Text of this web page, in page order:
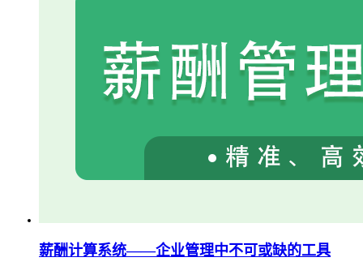
薪酬计算系统——企业管理中不可或缺的工具